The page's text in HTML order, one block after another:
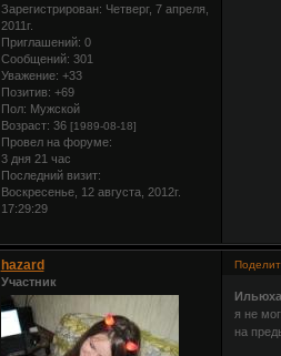
Зарегистрирован: Четверг, 7 апреля,
2011г.
Приглашений: 0
Сообщений: 301
Уважение: +33
Позитив: +69
Пол: Мужской
Возраст: 36 [1989-08-18]
Провел на форуме:
3 дня 21 час
Последний визит:
Воскресенье, 12 августа, 2012г.
17:29:29
hazard
Участник
я не
на